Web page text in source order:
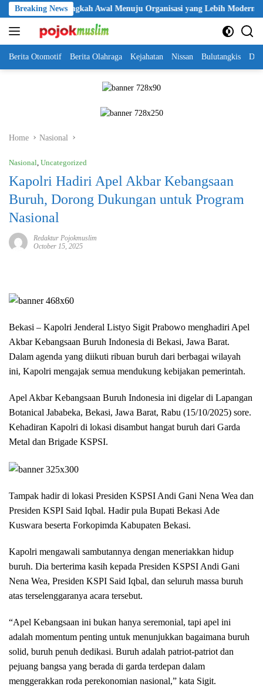
Skip
to
content
Breaking News
Jadi Langkah Awal Menuju Organisasi yang Lebih Modern
Berita Otomotif Berita Olahraga Kejahatan Nissan Bulutangkis
Home Nasional
Nasional Uncategorized
Kapolri Hadiri Apel Akbar Kebangsaan
Buruh, Dorong Dukungan untuk Program
Nasional
Redaktur Pojokmuslim
October 15, 2025
Bekasi – Kapolri Jenderal Listyo Sigit Prabowo menghadiri Apel
Akbar Kebangsaan Buruh Indonesia di Bekasi, Jawa Barat.
Dalam agenda yang diikuti ribuan buruh dari berbagai wilayah
ini, Kapolri mengajak semua mendukung kebijakan pemerintah.
Apel Akbar Kebangsaan Buruh Indonesia ini digelar di Lapangan
Botanical Jababeka, Bekasi, Jawa Barat, Rabu (15/10/2025) sore.
Kehadiran Kapolri di lokasi disambut hangat buruh dari Garda
Metal dan Brigade KSPSI.
Tampak hadir di lokasi Presiden KSPSI Andi Gani Nena Wea dan
Presiden KSPI Said Iqbal. Hadir pula Bupati Bekasi Ade
Kuswara beserta Forkopimda Kabupaten Bekasi.
Kapolri mengawali sambutannya dengan meneriakkan hidup
buruh. Dia berterima kasih kepada Presiden KSPSI Andi Gani
Nena Wea, Presiden KSPI Said Iqbal, dan seluruh massa buruh
atas terselenggaranya acara tersebut.
“Apel Kebangsaan ini bukan hanya seremonial, tapi apel ini
adalah momentum penting untuk menunjukkan bagaimana buruh
solid, buruh penuh dedikasi. Buruh adalah patriot-patriot dan
pejuang bangsa yang berada di garda terdepan dalam
menggerakkan roda perekonomian nasional,” kata Sigit.